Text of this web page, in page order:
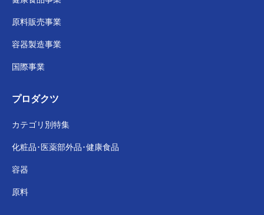
原料販売事業
容器製造事業
国際事業
プロダクツ
カテゴリ別特集
化粧品･医薬部外品･健康食品
容器
原料